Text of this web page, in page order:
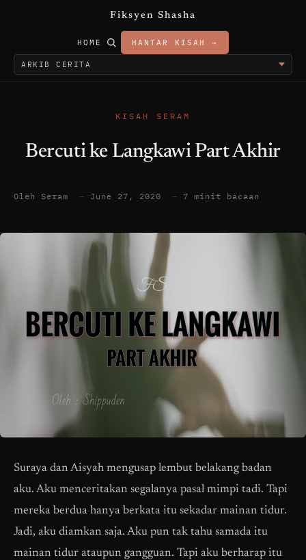
Fiksyen Shasha
HOME HANTAR KISAH →
KISAH SERAM
Bercuti ke Langkawi Part Akhir
Oleh Seram — June 27, 2020 — 7 minit bacaan
Suraya dan Aisyah mengusap lembut belakang badan
aku. Aku menceritakan segalanya pasal mimpi tadi. Tapi
mereka berdua hanya berkata itu sekadar mainan tidur.
Jadi, aku diamkan saja. Aku pun tak tahu samada itu
mainan tidur ataupun gangguan. Tapi aku berharap itu